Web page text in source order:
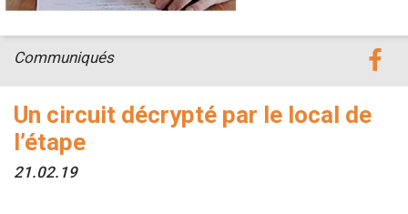
Un circuit décrypté par le local de
l’étape
21.02.19
Communiqués